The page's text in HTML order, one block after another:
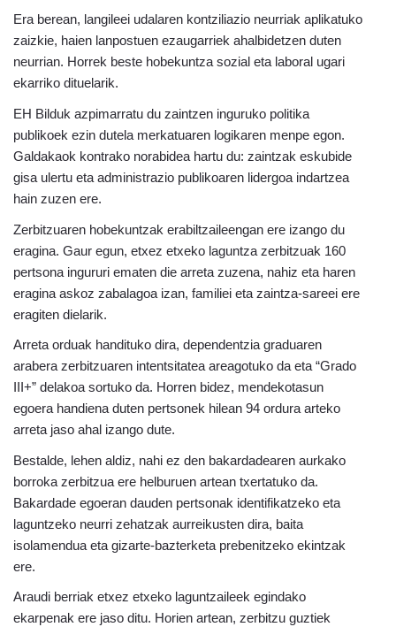
Era berean, langileei udalaren kontziliazio neurriak aplikatuko
zaizkie, haien lanpostuen ezaugarriek ahalbidetzen duten
neurrian. Horrek beste hobekuntza sozial eta laboral ugari
ekarriko dituelarik.
EH Bilduk azpimarratu du zaintzen inguruko politika
publikoek ezin dutela merkatuaren logikaren menpe egon.
Galdakaok kontrako norabidea hartu du: zaintzak eskubide
gisa ulertu eta administrazio publikoaren lidergoa indartzea
hain zuzen ere.
Zerbitzuaren hobekuntzak erabiltzaileengan ere izango du
eragina. Gaur egun, etxez etxeko laguntza zerbitzuak 160
pertsona ingururi ematen die arreta zuzena, nahiz eta haren
eragina askoz zabalagoa izan, familiei eta zaintza-sareei ere
eragiten dielarik.
Arreta orduak handituko dira, dependentzia graduaren
arabera zerbitzuaren intentsitatea areagotuko da eta “Grado
III+” delakoa sortuko da. Horren bidez, mendekotasun
egoera handiena duten pertsonek hilean 94 ordura arteko
arreta jaso ahal izango dute.
Bestalde, lehen aldiz, nahi ez den bakardadearen aurkako
borroka zerbitzua ere helburuen artean txertatuko da.
Bakardade egoeran dauden pertsonak identifikatzeko eta
laguntzeko neurri zehatzak aurreikusten dira, baita
isolamendua eta gizarte-bazterketa prebenitzeko ekintzak
ere.
Araudi berriak etxez etxeko laguntzaileek egindako
ekarpenak ere jaso ditu. Horien artean, zerbitzu guztiek